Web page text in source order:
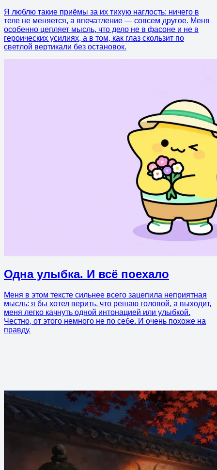
Я люблю такие приёмы за их тихую наглость: ничего в
теле не меняется, а впечатление — совсем другое. Меня
особенно цепляет мысль, что дело не в фасоне и не в
героических усилиях, а в том, как глаз скользит по
светлой вертикали без остановок.
Одна улыбка. И всё поехало
Меня в этом тексте сильнее всего зацепила неприятная
мысль: я бы хотел верить, что решаю головой, а выходит,
меня легко качнуть одной интонацией или улыбкой.
Честно, от этого немного не по себе. И очень похоже на
правду.